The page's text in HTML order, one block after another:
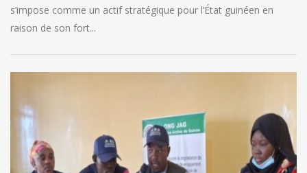
s’impose comme un actif stratégique pour l’État guinéen en
raison de son fort...